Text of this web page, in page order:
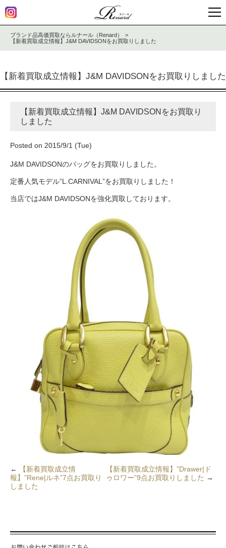
ブランド品高価買取ならルナール（Renard）
【新着買取成立情報】J&M DAVIDSONをお買取りしました
【新着買取成立情報】J&M DAVIDSONをお買取りしました
【新着買取成立情報】J&M DAVIDSONをお買取り
しました
Posted on 2015/9/1 (Tue)
J&M DAVIDSONのバッグをお買取りしました。
定番人気モデル”L.CARNIVAL”をお買取りしました！
当店ではJ&M DAVIDSONを強化買取しております。
←
【新着買取成立情
報】”Rene|ルネ”7点お買取り
しました
【新着買取成立情報】”Drawer|ド
ゥロワー”9点お買取りしました →